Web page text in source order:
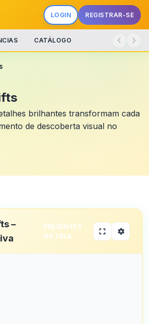
LOGIN REGISTRAR-SE
CATÁLOGO
brilhantes transformam cada
de descoberta visual no
–
PRESENTES
NA TELA